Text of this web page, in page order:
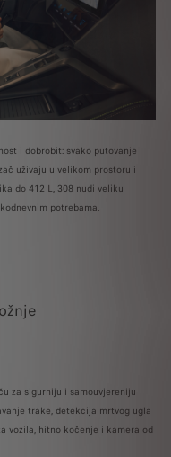
i dobrobit: svako putovanje
uživaju u velikom prostoru i
do 412 L, 308 nudi veliku
potrebama.
za sigurniju i samouvjereniju
trake, detekcija mrtvog ugla
vozila, hitno kočenje i kamera od